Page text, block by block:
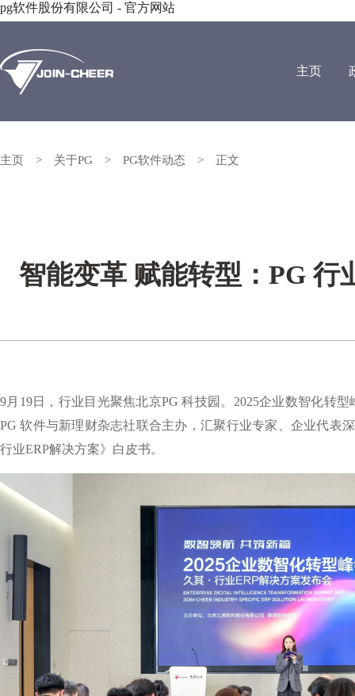
pg软件股份有限公司 - 官方网站
主页
主页 > 关于PG > PG软件动态 > 正文
智能变革 赋能转型：PG 行
9月19日，行业目光聚焦北京PG 科技园。2025企业数智化转
PG 软件与新理财杂志社联合主办，汇聚行业专家、企业代表
行业ERP解决方案》白皮书。